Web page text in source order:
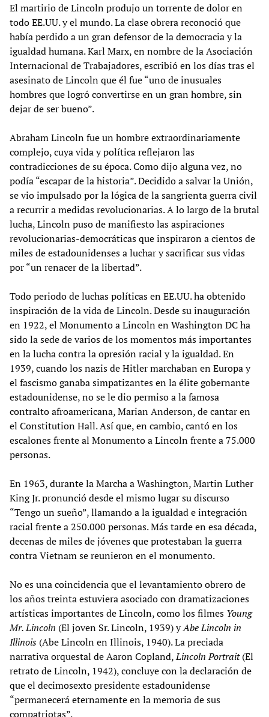
El martirio de Lincoln produjo un torrente de dolor en
todo EE.UU. y el mundo. La clase obrera reconoció que
había perdido a un gran defensor de la democracia y la
igualdad humana. Karl Marx, en nombre de la Asociación
Internacional de Trabajadores, escribió en los días tras el
asesinato de Lincoln que él fue “uno de inusuales
hombres que logró convertirse en un gran hombre, sin
dejar de ser bueno”.
Abraham Lincoln fue un hombre extraordinariamente
complejo, cuya vida y política reflejaron las
contradicciones de su época. Como dijo alguna vez, no
podía “escapar de la historia”. Decidido a salvar la Unión,
se vio impulsado por la lógica de la sangrienta guerra civil
a recurrir a medidas revolucionarias. A lo largo de la brutal
lucha, Lincoln puso de manifiesto las aspiraciones
revolucionarias-democráticas que inspiraron a cientos de
miles de estadounidenses a luchar y sacrificar sus vidas
por “un renacer de la libertad”.
Todo periodo de luchas políticas en EE.UU. ha obtenido
inspiración de la vida de Lincoln. Desde su inauguración
en 1922, el Monumento a Lincoln en Washington DC ha
sido la sede de varios de los momentos más importantes
en la lucha contra la opresión racial y la igualdad. En
1939, cuando los nazis de Hitler marchaban en Europa y
el fascismo ganaba simpatizantes en la élite gobernante
estadounidense, no se le dio permiso a la famosa
contralto afroamericana, Marian Anderson, de cantar en
el Constitution Hall. Así que, en cambio, cantó en los
escalones frente al Monumento a Lincoln frente a 75.000
personas.
En 1963, durante la Marcha a Washington, Martin Luther
King Jr. pronunció desde el mismo lugar su discurso
“Tengo un sueño”, llamando a la igualdad e integración
racial frente a 250.000 personas. Más tarde en esa década,
decenas de miles de jóvenes que protestaban la guerra
contra Vietnam se reunieron en el monumento.
No es una coincidencia que el levantamiento obrero de
los años treinta estuviera asociado con dramatizaciones
artísticas importantes de Lincoln, como los filmes Young
Mr. Lincoln (El joven Sr. Lincoln, 1939) yAbe Lincoln in
Illinois (Abe Lincoln en Illinois, 1940). La preciada
narrativa orquestal de Aaron Copland,Lincoln Portrait(El
retrato de Lincoln, 1942), concluye con la declaración de
que el decimosexto presidente estadounidense
“permanecerá eternamente en la memoria de sus
compatriotas”.